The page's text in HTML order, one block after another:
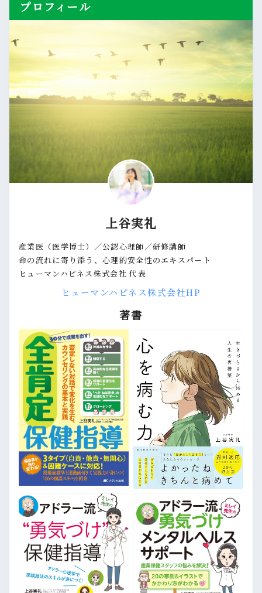
プロフィール
上谷実礼
産業医（医学博士）／公認心理師／研修講師
命の流れに寄り添う、心理的安全性のエキスパート
ヒューマンハピネス株式会社 代表
ヒューマンハピネス株式会社HP
著書